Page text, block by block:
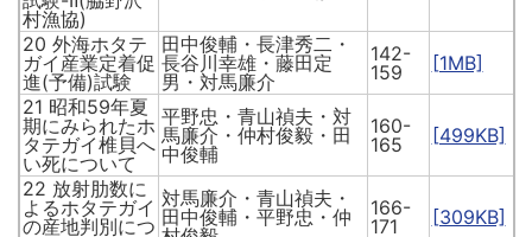
村漁協)
20 外海ホタテ
ガイ産業定着促
進(予備)試験
田中俊輔・長津秀二・
長谷川幸雄・藤田定
男・対馬廉介
142-
159
[1MB]
21 昭和59年夏
期にみられたホ
タテガイ椎貝へ
い死について
平野忠・青山禎夫・対
馬廉介・仲村俊毅・田
中俊輔
160-
165
[499KB]
22 放射肋数に
よるホタテガイ
の産地判別につ
対馬廉介・青山禎夫・
田中俊輔・平野忠・仲
166-
171
[309KB]